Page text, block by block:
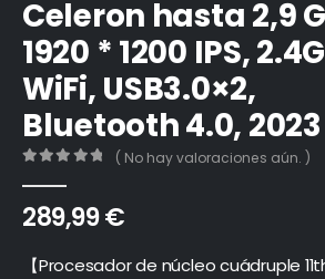
Celeron hasta 2,9
1920 * 1200 IPS,
WiFi, USB3.0×2,
Bluetooth 4.0, 2023
( No hay valoraciones aún. )
289,99€
【Procesador de núcleo cuádruple